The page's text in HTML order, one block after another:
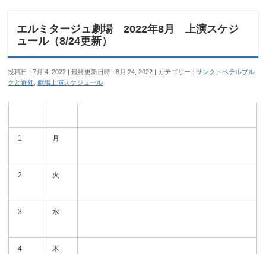
エルミタージュ劇場 2022年8月 上演スケジ
ュール（8/24更新）
投稿日 : 7月 4, 2022 最終更新日時 : 8月 24, 2022 カテゴリー :サンクトペテルブル
クと近郊 劇場上演スケジュール
1 月
2 火
3 水
4 木